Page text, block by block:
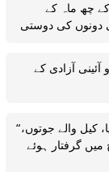
چھ ماہ کے
دونوں کی دوستی
آئینی آزادی کے
“ملّا، کٹوا، دیش دروہی” جیسے الفاظ سے مخاطب کیا، کیل والے جوتوں،
میں گرفتار ہوئے